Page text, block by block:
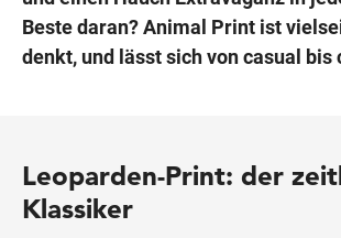
Beste daran? Animal Print ist
denkt, und lässt sich von casual bis
Leoparden-Print: der
Klassiker